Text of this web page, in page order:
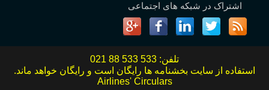
اشتراک در شبکه های اجتماعی
تلفن: 021 88 533 533
استفاده از سایت بخشنامه ها رایگان است و رایگان خواهد ماند.
Airlines' Circulars